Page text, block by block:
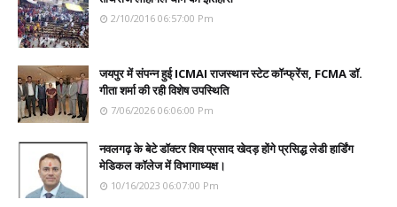
2/10/2016 06:57:00 Pm
जयपुर में संपन्न हुई ICMAI राजस्थान स्टेट कॉन्फ्रेंस, FCMA डॉ.
गीता शर्मा की रही विशेष उपस्थिति
7/06/2026 06:06:00 Pm
नवलगढ़ के बेटे डॉक्टर शिव प्रसाद खेदड़ होंगे प्रसिद्ध लेडी हार्डिंग
मेडिकल कॉलेज में विभागाध्यक्ष।
10/16/2023 06:07:00 Pm